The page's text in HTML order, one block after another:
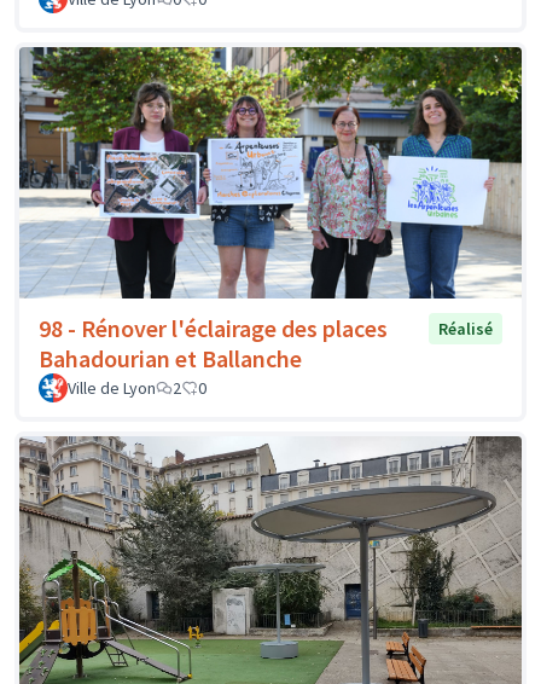
98 - Rénover l'éclairage des places
Bahadourian et Ballanche
Réalisé
Ville de Lyon 2 0